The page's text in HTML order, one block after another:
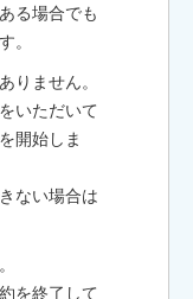
る場合でも
。
りません。
いただいて
開始しま
ない場合は
を終了して